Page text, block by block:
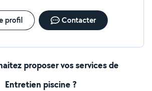
profil Contacter
proposer vos services de
Entretien piscine ?